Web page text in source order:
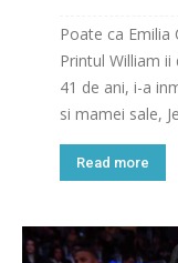
Poate ca Emilia
Printul William
41 de ani, i-a
si mamei sale,
Read more